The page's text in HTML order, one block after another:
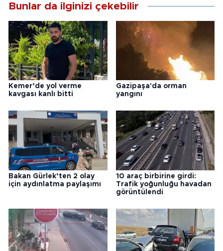
Bunlar da ilginizi çekebilir
Kemer’de yol verme
kavgası kanlı bitti
Gazipaşa'da orman
yangını
Bakan Gürlek’ten 2 olay
için aydınlatma paylaşımı
10 araç birbirine girdi:
Trafik yoğunluğu havadan
görüntülendi